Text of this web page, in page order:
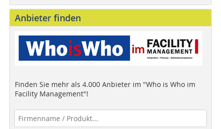
Anbieter finden
Finden Sie mehr als 4.000 Anbieter im "Who is Who im
Facility Management"!